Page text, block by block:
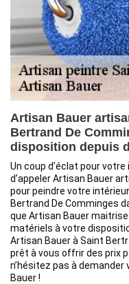
Artisan Bauer
Bertrand De
disposition depuis
Un coup d’éclat pour
d’appeler Artisan Bauer
pour peindre votre
Bertrand De Comminges
que Artisan Bauer
matériels à votre
Artisan Bauer à Saint
prêt à vous offrir des prix
n’hésitez pas à
Bauer !